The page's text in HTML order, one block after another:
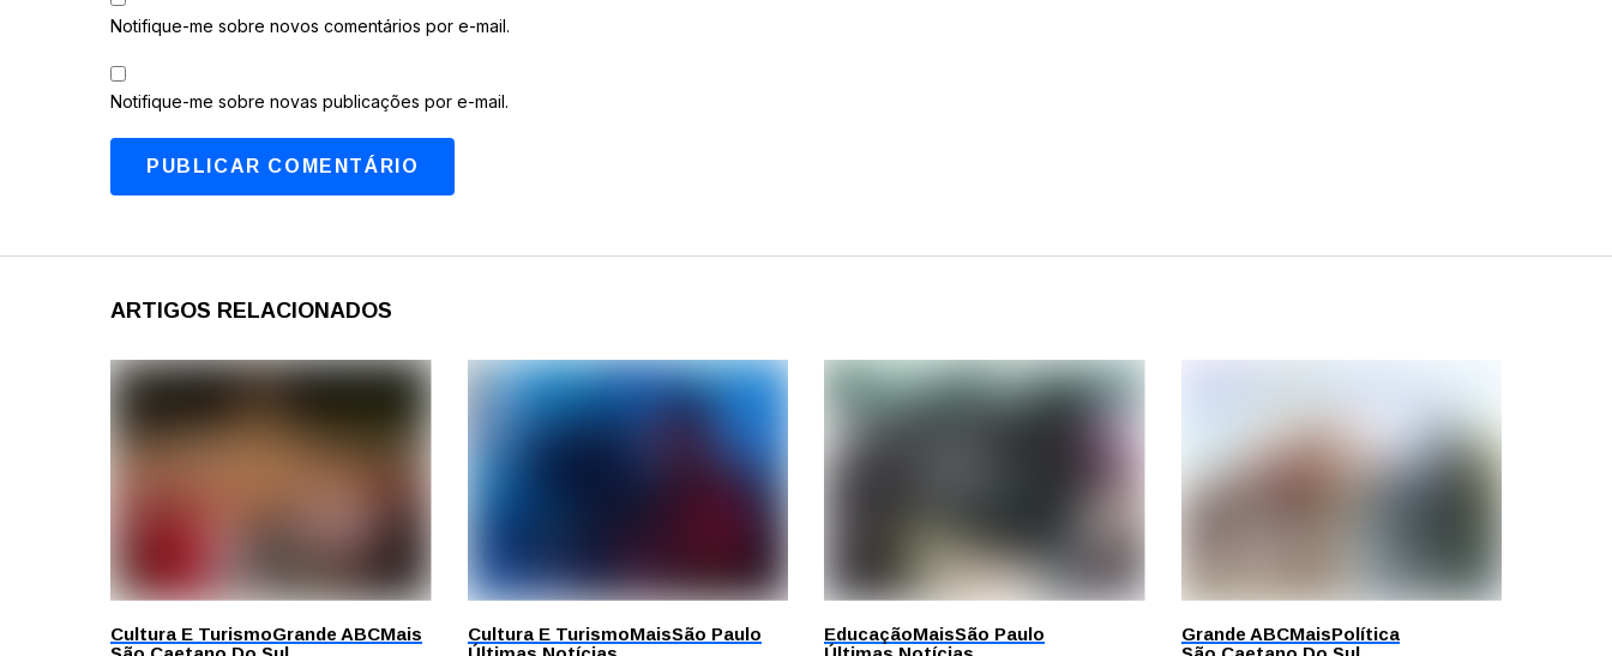
Notifique-me sobre novos comentários por e-mail.
Notifique-me sobre novas publicações por e-mail.
ARTIGOS RELACIONADOS
Cultura E TurismoGrande ABCMais
Cultura E TurismoMaisSão Paulo
EducaçãoMaisSão Paulo
Grande ABCMaisPolítica